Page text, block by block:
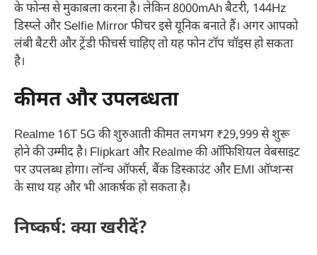
के फोन्स से मुकाबला करना है। लेकिन 8000mAh बैटरी, 144Hz
डिस्प्ले और Selfie Mirror फीचर इसे यूनिक बनाते हैं। अगर आपको
लंबी बैटरी और ट्रेंडी फीचर्स चाहिए तो यह फोन टॉप चॉइस हो सकता
है।
कीमत और उपलब्धता
Realme 16T 5G की शुरुआती कीमत लगभग ₹29,999 से शुरू
होने की उम्मीद है। Flipkart और Realme की ऑफिशियल वेबसाइट
पर उपलब्ध होगा। लॉन्च ऑफर्स, बैंक डिस्काउंट और EMI ऑप्शन्स
के साथ यह और भी आकर्षक हो सकता है।
निष्कर्ष: क्या खरीदें?